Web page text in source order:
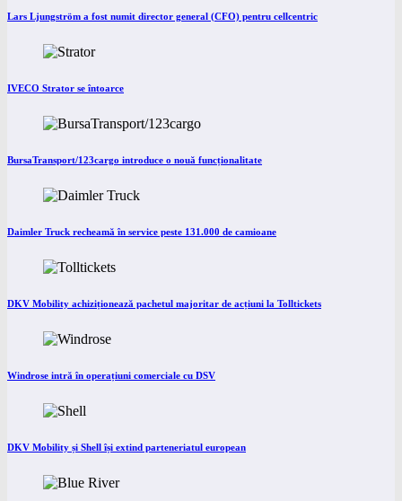
Lars Ljungström a fost numit director general (CFO) pentru cellcentric
IVECO Strator se întoarce
BursaTransport/123cargo introduce o nouă funcționalitate
Daimler Truck recheamă în service peste 131.000 de camioane
DKV Mobility achiziționează pachetul majoritar de acțiuni la Tolltickets
Windrose intră în operațiuni comerciale cu DSV
DKV Mobility și Shell își extind parteneriatul european